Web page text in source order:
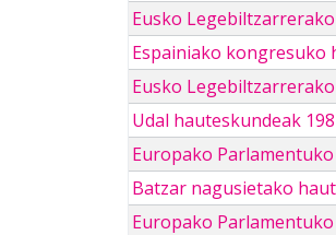
Eusko
Espainiako kongresuko
Eusko
Udal hauteskundeak
Europako
Batzar nagusietako
Europako